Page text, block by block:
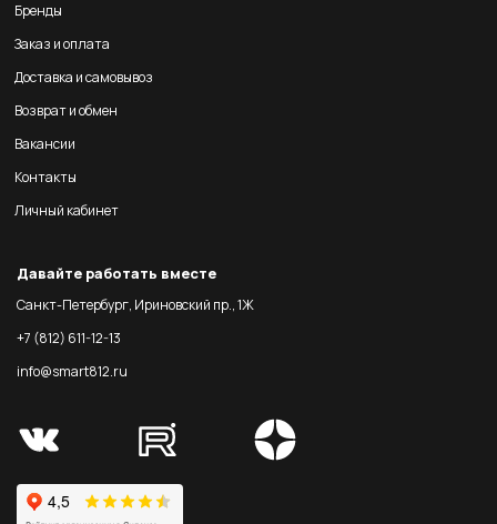
Бренды
Заказ и оплата
Доставка и самовывоз
Возврат и обмен
Вакансии
Контакты
Личный кабинет
Давайте работать вместе
Санкт-Петербург, Ириновский пр., 1Ж
+7 (812) 611-12-13
info@smart812.ru